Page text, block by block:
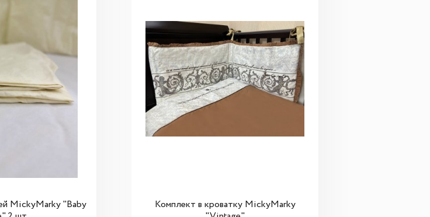
MickyMarky "Baby
Комплект в кроватку MickyMarky